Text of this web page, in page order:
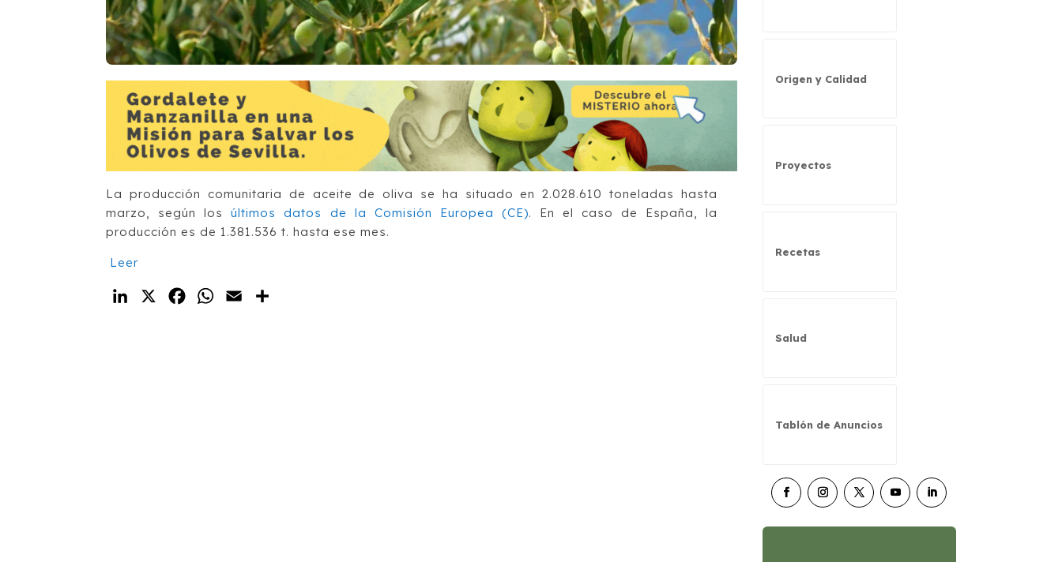
La producción comunitaria de aceite de oliva se ha situado en 2.028.610 toneladas hasta
marzo, según losúltimos datos de la Comisión Europea (CE). En el caso de España, la
producción es de 1.381.536 t. hasta ese mes.
Leer
LinkedIn
X FacebookWhatsApp
Email
Origen y Calidad
Proyectos
Recetas
Salud
Tablón de Anuncios